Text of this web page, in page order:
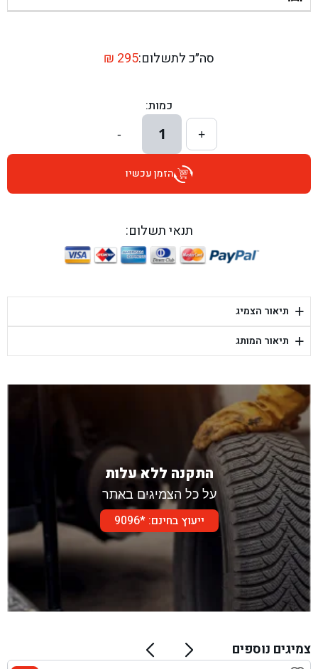
בן גל - דרך השבעה 20, אזור - אזור
בן גל - הרצל 6, גדרה - גדרה
בן גל - שדרות דוד בן גוריון 8, באר שבע - באר שבע
בן גל - היובלים 26, הוד השרון - הוד השרון
בן גל - יפת 88, תל אביב יפו - תל אביב
בן גל - דור אלון הר טוב - בית שמש
סה״כ לתשלום: ₪ 295
כמות:
+
1
-
הזמן עכשיו
תנאי תשלום:
+ תיאור הצמיג
+ תיאור המותג
התקנה ללא עלות
על כל הצמיגים באתר
ייעוץ בחינם: *9096
צמיגים נוספים